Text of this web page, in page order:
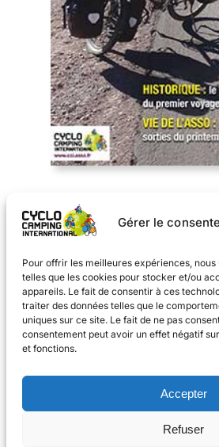
Gérer le
Pour offrir les meilleures expériences,
telles que les cookies pour stocker et/ou
appareils. Le fait de consentir à ces
traiter des données telles que le
uniques sur ce site. Le fait de ne pas
consentement peut avoir un effet négatif
et fonctions.
Accepter
Refuser
Sommaire du nº135
Facebook Instagram